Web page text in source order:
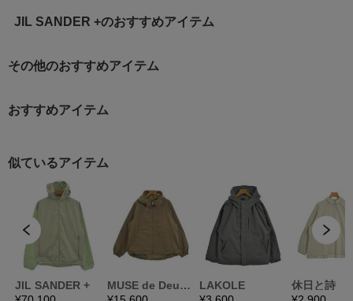
JIL SANDER +のおすすめアイテム
その他のおすすめアイテム
おすすめアイテム